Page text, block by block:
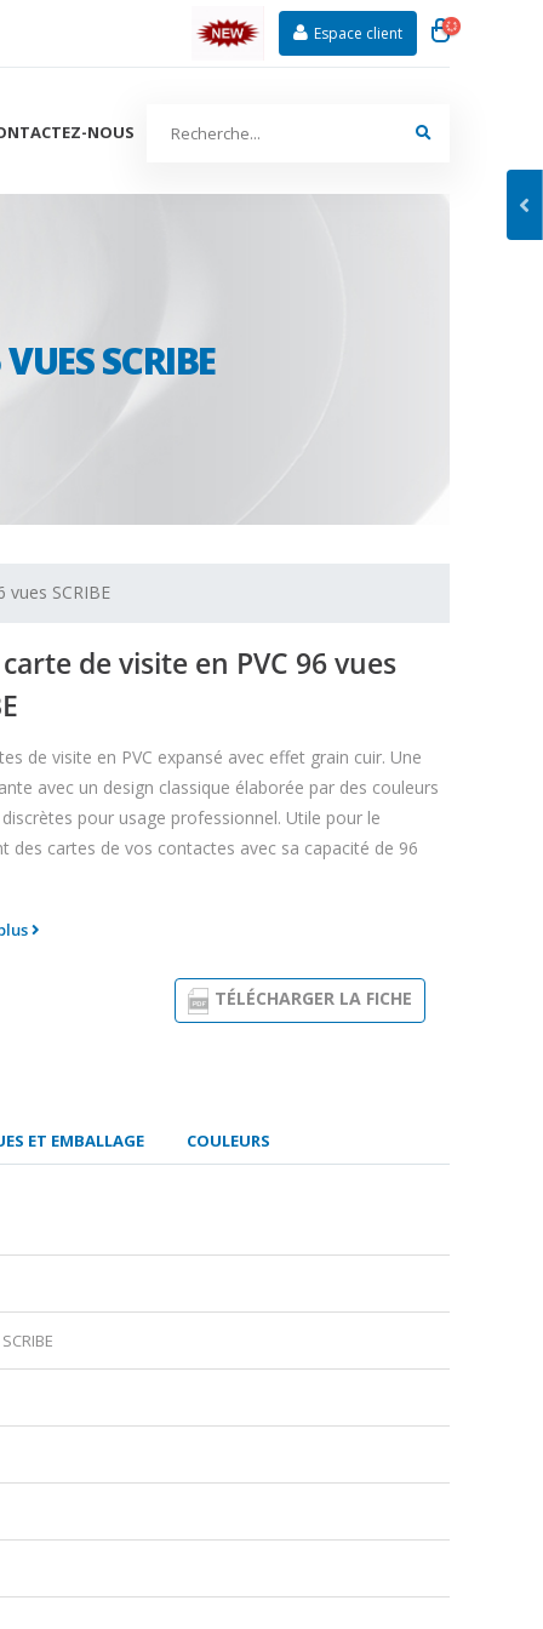
Espace client
NOUS
SCRIBE
vues SCRIBE
de visite en PVC 96 vues
de visite en PVC expansé avec effet grain cuir. Une
avec un design classique élaborée par des couleurs
pour usage professionnel. Utile pour le
des cartes de vos contactes avec sa capacité de 96
TÉLÉCHARGER LA FICHE
ET EMBALLAGE COULEURS